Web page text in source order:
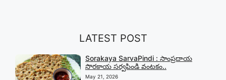
LATEST POST
Sorakaya SarvaPindi : సాంప్రదాయ
సొరకాయ సర్వపిండి వంటకం..
May 21, 2026